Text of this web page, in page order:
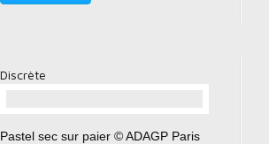
Discrète
Pastel sec sur paier © ADAGP Paris